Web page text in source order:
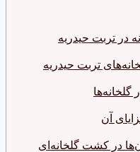
تربت حیدریه
تربت حیدریه
آن
در کشت گلخانه‌ای